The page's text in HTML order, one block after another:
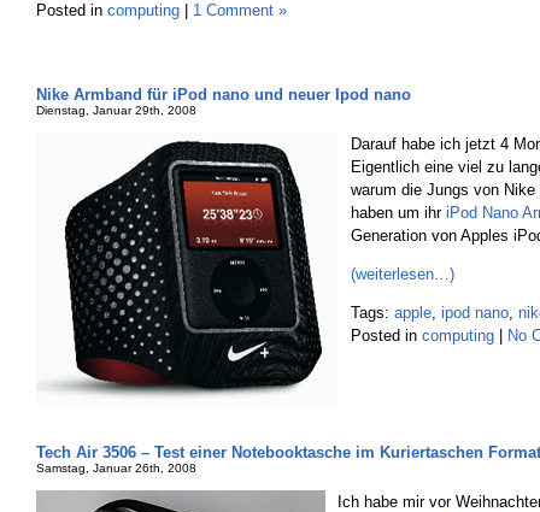
Posted in computing 1 Comment »
Nike Armband für iPod nano und neuer Ipod nano
Dienstag, Januar 29th, 2008
Darauf habe ich jetzt 4
Eigentlich eine viel zu
warum die Jungs von
haben um ihr iPod Nano
Generation von Apples
(weiterlesen…)
Tags: apple, ipod nano,
Posted in computing No
Tech Air 3506 – Test einer Notebooktasche im Kuriertaschen Format
Samstag, Januar 26th, 2008
Ich habe mir vor